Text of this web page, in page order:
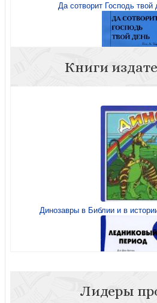
Да сотворит Господь
Да сотворит Господь твой
Да сотворит Господь твой
Книги
Динозавры в Библии и в
Лидеры